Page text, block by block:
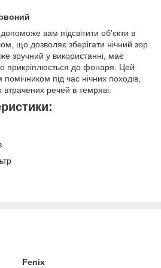
вам підсвітити об'єкти в
що дозволяє зберігати нічний зор
зручний у використанні, має
прикріплюється до фонаря. Цей
під час нічних походів,
речей в темряві.
Fenix